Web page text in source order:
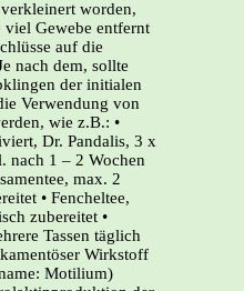
worden,
Gewebe entfernt
auf die
nach dem, sollte
der initialen
Verwendung von
wie z.B.: •
Dr. Pandalis, 3 x
nach 1 – 2 Wochen
max. 2
• Fencheltee,
zubereitet •
Tassen täglich
Wirkstoff
Motilium)